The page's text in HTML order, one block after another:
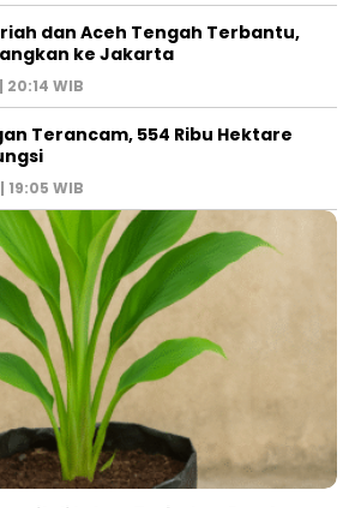
dan Aceh Tengah Terbantu,
ke Jakarta
20:14 WIB
Terancam, 554 Ribu Hektare
19:05 WIB